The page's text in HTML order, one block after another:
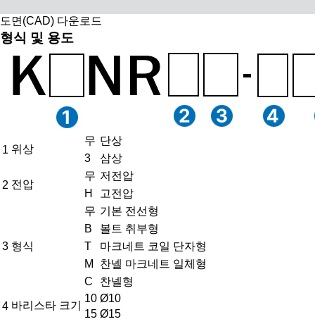
도면(CAD) 다운로드
형식 및 용도
1 위상
무 단상
3
삼상
2 전압
무 저전압
H
고전압
3 형식
무 기본 전선형
B
볼트 취부형
T
마크네트 코일 단자형
M
찬넬 마크네트 일체형
C
찬넬형
4 바리스타 크기
10 Ø10
15 Ø15